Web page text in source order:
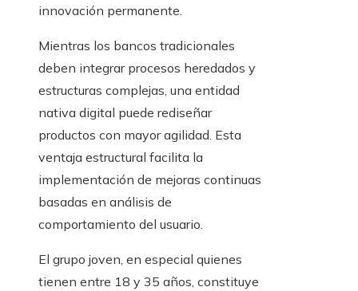
innovación permanente.
Mientras los bancos tradicionales
deben integrar procesos heredados y
estructuras complejas, una entidad
nativa digital puede rediseñar
productos con mayor agilidad. Esta
ventaja estructural facilita la
implementación de mejoras continuas
basadas en análisis de
comportamiento del usuario.
El grupo joven, en especial quienes
tienen entre 18 y 35 años, constituye